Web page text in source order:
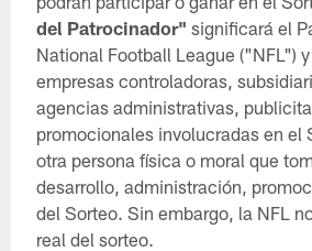
del Patrocinador" significará el
National Football League ("NFL")
empresas controladoras,
agencias administrativas,
promocionales involucradas en el
otra persona física o moral que
desarrollo, administración,
del Sorteo. Sin embargo, la NFL
real del sorteo.